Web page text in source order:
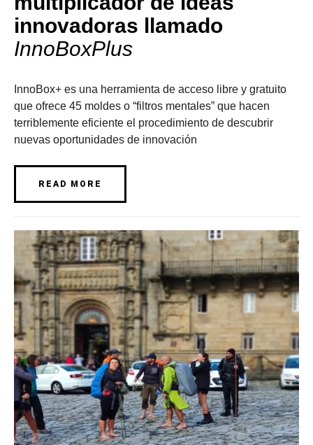
innovadoras llamado
InnoBoxPlus
InnoBox+ es una herramienta de acceso libre y gratuito
que ofrece 45 moldes o “filtros mentales” que hacen
terriblemente eficiente el procedimiento de descubrir
nuevas oportunidades de innovación
READ MORE